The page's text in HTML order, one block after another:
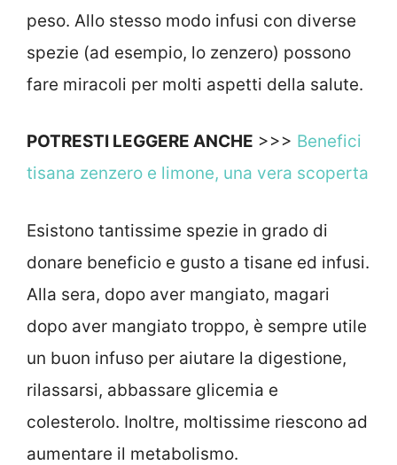
peso. Allo stesso modo infusi con diverse
spezie (ad esempio, lo zenzero) possono
fare miracoli per molti aspetti della salute.
POTRESTI LEGGERE ANCHE >>> Benefici
tisana zenzero e limone, una vera scoperta
Esistono tantissime spezie in grado di
donare beneficio e gusto a tisane ed infusi.
Alla sera, dopo aver mangiato, magari
dopo aver mangiato troppo, è sempre utile
un buon infuso per aiutare la digestione,
rilassarsi, abbassare glicemia e
colesterolo. Inoltre, moltissime riescono ad
aumentare il metabolismo.